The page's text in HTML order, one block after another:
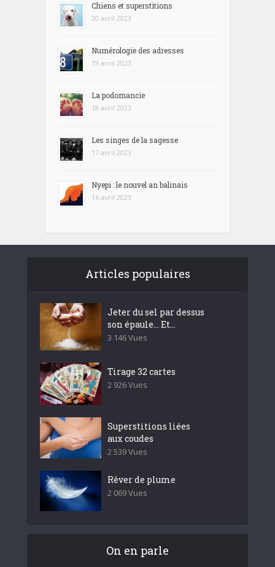
Chiens et superstitions
20 avril 2023
Numérologie des adresses
19 avril 2023
La podomancie
18 avril 2023
Les singes de la sagesse
17 avril 2023
Nyepi : le nouvel an balinais
16 avril 2023
Articles populaires
Jeter du sel par dessus
son épaule… Et...
3 146 Vues
Tirage 32 cartes
2 926 Vues
Superstitions liées
aux coudes
2 539 Vues
Rêver de plume
2 069 Vues
On en parle